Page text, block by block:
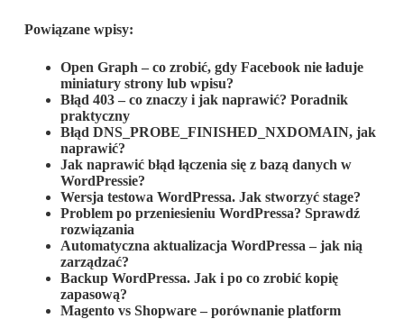
Powiązane wpisy:
Open Graph – co zrobić, gdy Facebook nie ładuje
miniatury strony lub wpisu?
Błąd 403 – co znaczy i jak naprawić? Poradnik
praktyczny
Błąd DNS_PROBE_FINISHED_NXDOMAIN, jak
naprawić?
Jak naprawić błąd łączenia się z bazą danych w
WordPressie?
Wersja testowa WordPressa. Jak stworzyć stage?
Problem po przeniesieniu WordPressa? Sprawdź
rozwiązania
Automatyczna aktualizacja WordPressa – jak nią
zarządzać?
Backup WordPressa. Jak i po co zrobić kopię
zapasową?
Magento vs Shopware – porównanie platform